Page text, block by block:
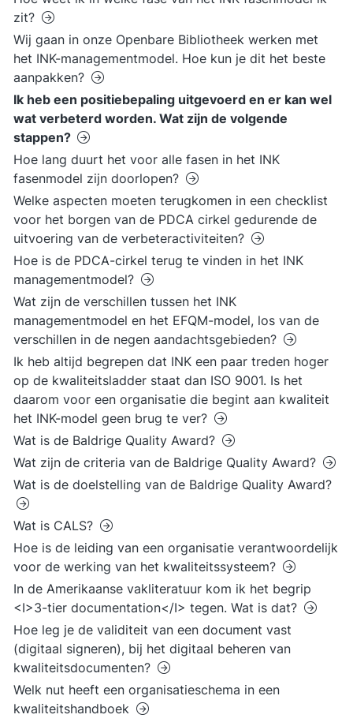
zit?
Wij gaan in onze Openbare Bibliotheek werken met
het INK-managementmodel. Hoe kun je dit het beste
aanpakken?
Ik heb een positiebepaling uitgevoerd en er kan wel
wat verbeterd worden. Wat zijn de volgende
stappen?
Hoe lang duurt het voor alle fasen in het INK
fasenmodel zijn doorlopen?
Welke aspecten moeten terugkomen in een checklist
voor het borgen van de PDCA cirkel gedurende de
uitvoering van de verbeteractiviteiten?
Hoe is de PDCA-cirkel terug te vinden in het INK
managementmodel?
Wat zijn de verschillen tussen het INK
managementmodel en het EFQM-model, los van de
verschillen in de negen aandachtsgebieden?
Ik heb altijd begrepen dat INK een paar treden hoger
op de kwaliteitsladder staat dan ISO 9001. Is het
daarom voor een organisatie die begint aan kwaliteit
het INK-model geen brug te ver?
Wat is de Baldrige Quality Award?
Wat zijn de criteria van de Baldrige Quality Award?
Wat is de doelstelling van de Baldrige Quality Award?
Wat is CALS?
Hoe is de leiding van een organisatie verantwoordelijk
voor de werking van het kwaliteitssysteem?
In de Amerikaanse vakliteratuur kom ik het begrip
<I>3-tier documentation</I> tegen. Wat is dat?
Hoe leg je de validiteit van een document vast
(digitaal signeren), bij het digitaal beheren van
kwaliteitsdocumenten?
Welk nut heeft een organisatieschema in een
kwaliteitshandboek